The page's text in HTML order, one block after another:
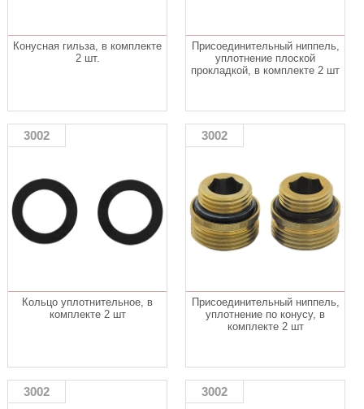
Конусная гильза, в комплекте
2 шт.
Присоединительный ниппель,
уплотнение плоской
прокладкой, в комплекте 2 шт
3002
Кольцо уплотнительное, в
комплекте 2 шт
3002
Присоединительный ниппель,
уплотнение по конусу, в
комплекте 2 шт
3002 3002